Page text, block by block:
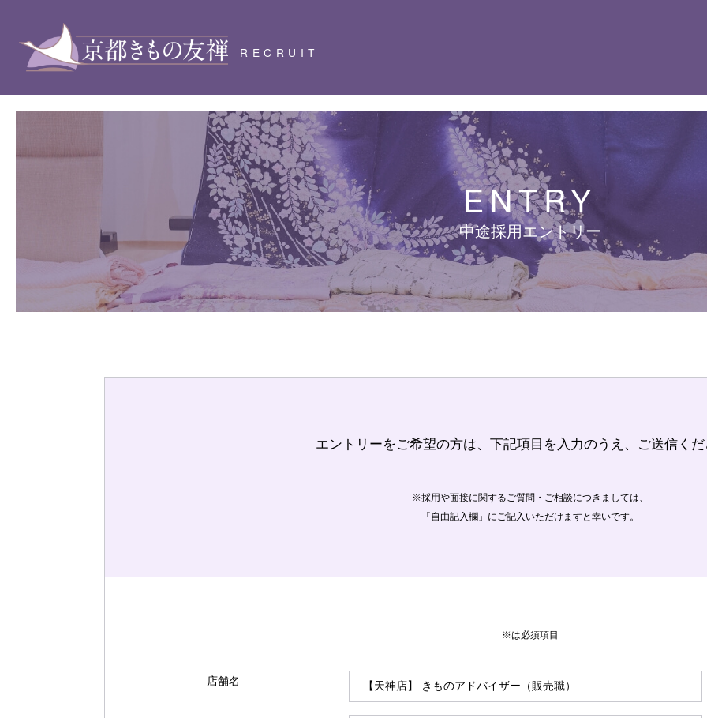
RECRUIT
ENTRY
中途採用エントリー
エントリーをご希望の方は、下記項目を入力のうえ、ご送信く
※採用や面接に関するご質問・ご相談につきましては、
「自由記入欄」にご記入いただけますと幸いです。
※は必須項目
店舗名